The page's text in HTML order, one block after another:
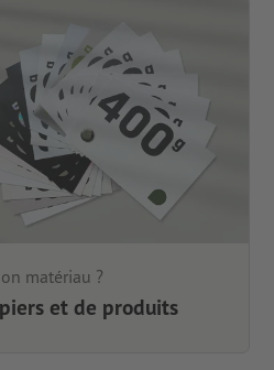
matériau ?
et de produits